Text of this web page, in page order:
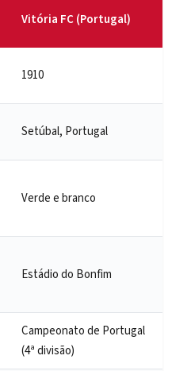
Vitória FC (Portugal)
1910
Setúbal, Portugal
Verde e branco
Estádio do Bonfim
Campeonato de Portugal
(4ª divisão)